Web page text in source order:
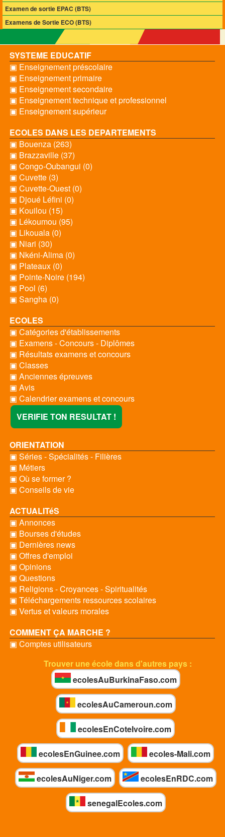
Examen de sortie EPAC (BTS)
Examens de Sortie ECO (BTS)
SYSTEME EDUCATIF
▣ Enseignement préscolaire
▣ Enseignement primaire
▣ Enseignement secondaire
▣ Enseignement technique et professionnel
▣ Enseignement supérieur
ECOLES DANS LES DEPARTEMENTS
▣ Bouenza (263)
▣ Brazzaville (37)
▣ Congo-Oubangui (0)
▣ Cuvette (3)
▣ Cuvette-Ouest (0)
▣ Djoué Léfini (0)
▣ Kouilou (15)
▣ Lékoumou (95)
▣ Likouala (0)
▣ Niari (30)
▣ Nkéni-Alima (0)
▣ Plateaux (0)
▣ Pointe-Noire (194)
▣ Pool (6)
▣ Sangha (0)
ECOLES
▣ Catégories d'établissements
▣ Examens - Concours - Diplômes
▣ Résultats examens et concours
▣ Classes
▣ Anciennes épreuves
▣ Avis
▣ Calendrier examens et concours
VERIFIE TON RESULTAT !
ORIENTATION
▣ Séries - Spécialités - Filières
▣ Métiers
▣ Où se former ?
▣ Conseils de vie
ACTUALITéS
▣ Annonces
▣ Bourses d'études
▣ Dernières news
▣ Offres d'emploi
▣ Opinions
▣ Questions
▣ Religions - Croyances - Spiritualités
▣ Téléchargements ressources scolaires
▣ Vertus et valeurs morales
COMMENT ÇA MARCHE ?
▣ Comptes utilisateurs
Trouver une école dans d'autres pays :
ecolesAuBurkinaFaso.com
ecolesAuCameroun.com
ecolesEnCoteIvoire.com
ecolesEnGuinee.com ecoles-Mali.com
ecolesAuNiger.com ecolesEnRDC.com
senegalEcoles.com